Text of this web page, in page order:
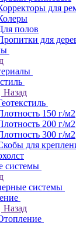
для
полов
для
Назад
150 г/м2
200 г/м2
300 г/м2
для
системы
системы
Назад